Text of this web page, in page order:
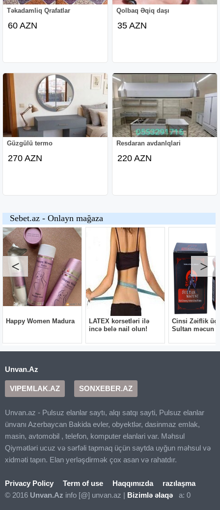
Təkadamliq Qrafatlar
60 AZN
Qolbaq Əqiq daşı
35 AZN
Güzgülü termo
270 AZN
Resdaran avdanlqlari
220 AZN
Unvan.Az
VIPEMLAK.AZ SONXEBER.AZ
Unvan.az - Pulsuz elanlar saytı, alqı satqı sayti, Pulsuz elanlar
ünvanı Azerbaycan Bakida evler, obyektlər, dasinmaz emlak,
masin, avtomobil , telefon, komputer elanlari var. Məhsul
Qiymətləri ucuz və sərfəli tapmaq üçün saytda uyğun məhsul və
xidməti tapın. Elan yerləşdirmək çox asan və rahatdır.
Privacy Policy Term of use Haqqımızda
razılaşma
© 2016 Unvan.Az info [@] unvan.az | Bizimlə əlaqə a: 0